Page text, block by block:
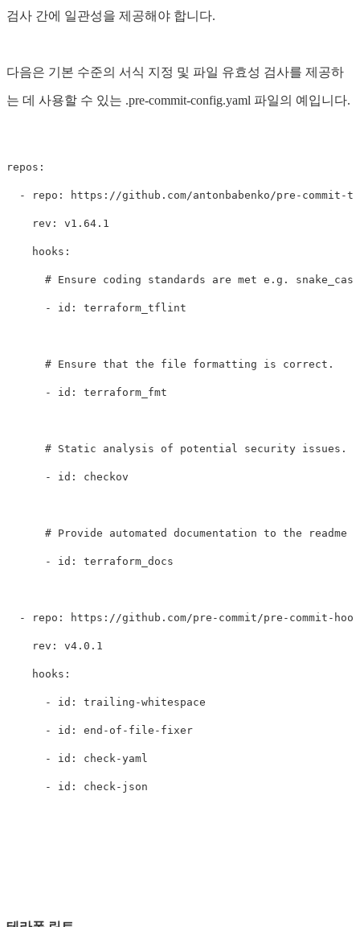
검사 간에 일관성을 제공해야 합니다.
다음은 기본 수준의 서식 지정 및 파일 유효성 검사를 제공하
는 데 사용할 수 있는 .pre-commit-config.yaml 파일의 예입니다.
repos:
- repo: https://github.com/antonbabenko/pre-commit-
    rev: v1.64.1
    hooks:
# Ensure coding standards are met e.g.
      - id: terraform_tflint
      # Ensure that the file formatting is correct.
      - id: terraform_fmt
# Static analysis of potential security issues.
      - id: checkov
# Provide automated documentation to the readme
      - id: terraform_docs
- repo: https://github.com/pre-commit/pre-commit-
    rev: v4.0.1
    hooks:
      - id: trailing-whitespace
      - id: end-of-file-fixer
      - id: check-yaml